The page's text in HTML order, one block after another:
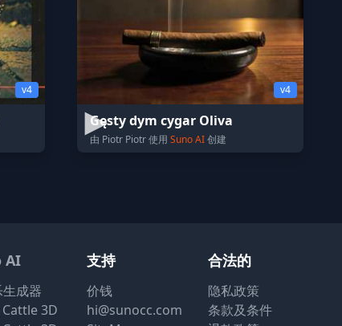
v4 v4
Gęsty dym cygar Oliva
由 Piotr Piotr 使用 Suno AI创建
AI
成器
3D
支持
价钱
hi@sunocc.com
合法的
隐私政策
条款及条件